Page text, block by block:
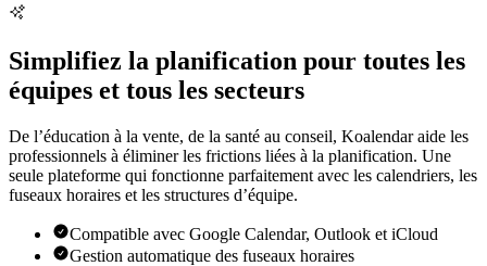
Simplifiez la planification pour toutes les
équipes et tous les secteurs
De l’éducation à la vente, de la santé au conseil, Koalendar aide les
professionnels à éliminer les frictions liées à la planification. Une
seule plateforme qui fonctionne parfaitement avec les calendriers, les
fuseaux horaires et les structures d’équipe.
Compatible avec Google Calendar, Outlook et iCloud
Gestion automatique des fuseaux horaires